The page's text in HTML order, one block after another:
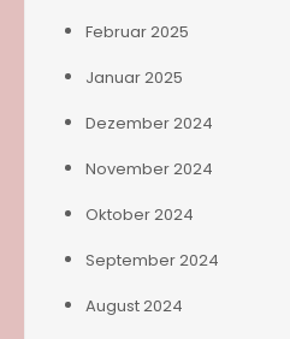
Februar 2025
Januar 2025
Dezember 2024
November 2024
Oktober 2024
September 2024
August 2024